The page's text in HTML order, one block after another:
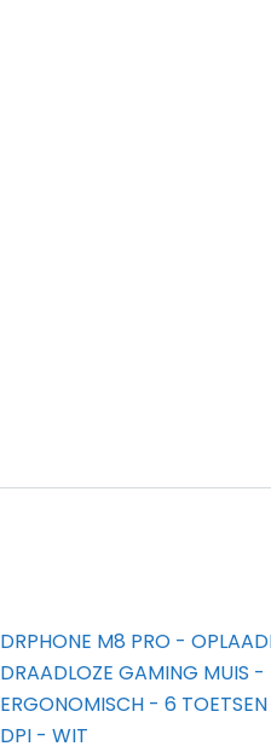
DRPHONE M8 PRO -
DRAADLOZE GAMING MUIS -
ERGONOMISCH - 6
DPI - WIT